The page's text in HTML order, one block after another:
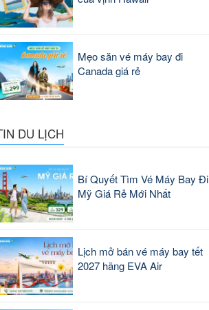
Mẹo săn vé máy bay đi
Canada giá rẻ
DU LỊCH
Bí Quyết Tìm Vé Máy Bay Đi
Mỹ Giá Rẻ Mới Nhất
Lịch mở bán vé máy bay tết
2027 hãng EVA Air